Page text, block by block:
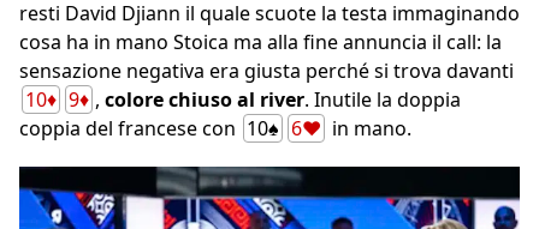
resti David Djiann il quale scuote la testa immaginando
cosa ha in mano Stoica ma alla fine annuncia il call: la
sensazione negativa era giusta perché si trova davanti
10♦ 9♦ , colore chiuso al river. Inutile la doppia
coppia del francese con 10♠ 6♥ in mano.